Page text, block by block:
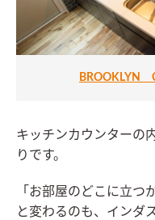
BROOKLYN
キッチンカウンターの
りです。
「お部屋のどこに立つ
と変わるのも、インダ